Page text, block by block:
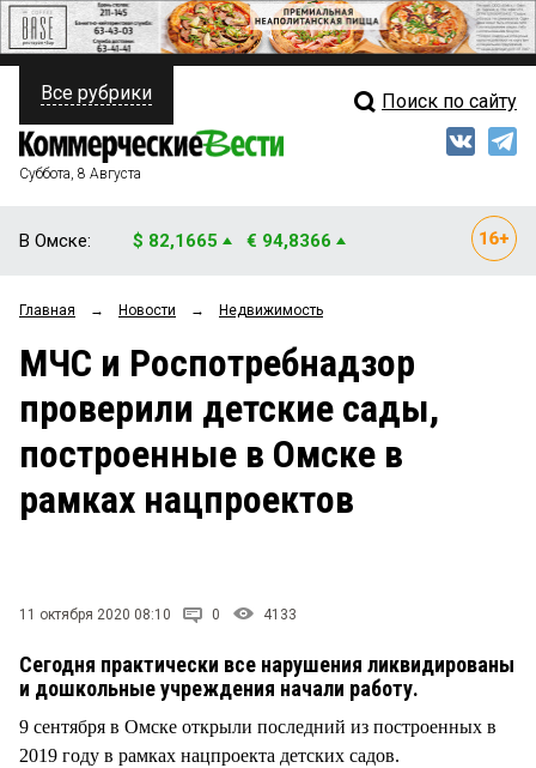
ПОЛИТИКА
ФИНАНСЫ
ОБЩЕСТВО
ЗАКОН
НОВОСТИ КОМПАНИЙ
Свежий выпуск
Мнения
Рейтинги
Блоги
Архив
Все рубрики Поиск по сайту
Суббота, 8 Августа
В Омске: $ 82,1665 € 94,8366
Главная → Новости → Недвижимость
МЧС и Роспотребнадзор
проверили детские сады,
построенные в Омске в
рамках нацпроектов
11 октября 2020 08:10 0 4133
Сегодня практически все нарушения ликвидированы
и дошкольные учреждения начали работу.
9 сентября в Омске открыли последний из построенных в
2019 году в рамках нацпроекта детских садов.